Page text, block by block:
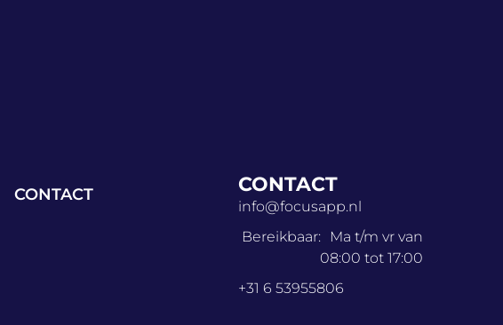
CONTACT CONTACT
info@focusapp.nl
Bereikbaar: Ma t/m vr van
08:00 tot 17:00
+31 6 53955806